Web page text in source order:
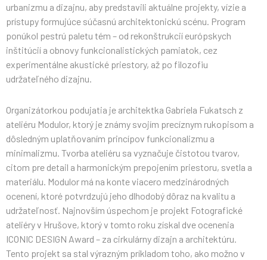
urbanizmu a dizajnu, aby predstavili aktuálne projekty, vízie a
prístupy formujúce súčasnú architektonickú scénu. Program
ponúkol pestrú paletu tém – od rekonštrukcií európskych
inštitúcií a obnovy funkcionalistických pamiatok, cez
experimentálne akustické priestory, až po filozofiu
udržateľného dizajnu.
Organizátorkou podujatia je architektka Gabriela Fukatsch z
ateliéru Modulor, ktorý je známy svojím precíznym rukopisom a
dôsledným uplatňovaním princípov funkcionalizmu a
minimalizmu. Tvorba ateliéru sa vyznačuje čistotou tvarov,
citom pre detail a harmonickým prepojením priestoru, svetla a
materiálu. Modulor má na konte viacero medzinárodných
ocenení, ktoré potvrdzujú jeho dlhodobý dôraz na kvalitu a
udržateľnosť. Najnovším úspechom je projekt Fotografické
ateliéry v Hrušove, ktorý v tomto roku získal dve ocenenia
ICONIC DESIGN Award – za cirkulárny dizajn a architektúru.
Tento projekt sa stal výrazným príkladom toho, ako možno v